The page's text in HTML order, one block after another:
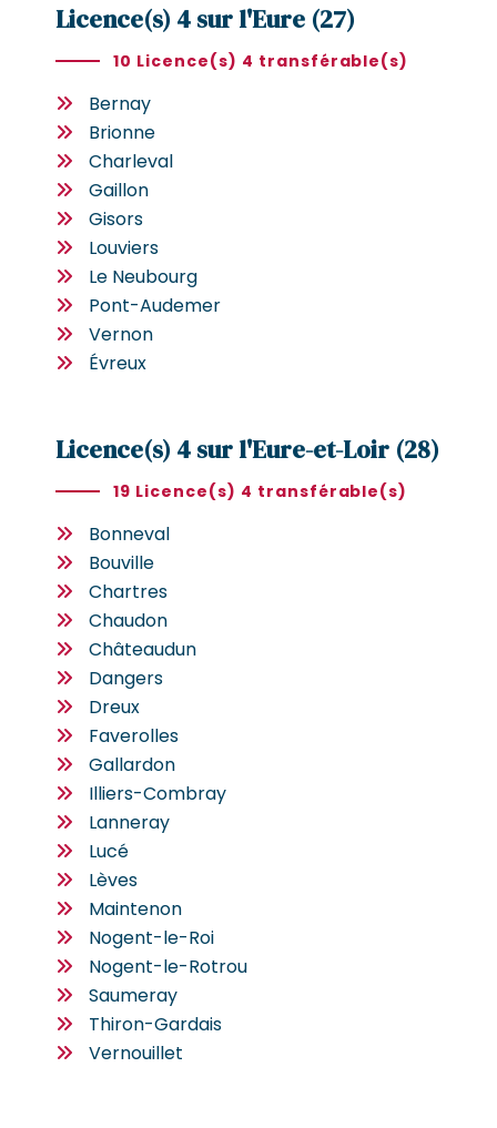
Licence(s) 4 sur l'Eure (27)
10 Licence(s) 4 transférable(s)
Bernay
Brionne
Charleval
Gaillon
Gisors
Louviers
Le Neubourg
Pont-Audemer
Vernon
Évreux
Licence(s) 4 sur l'Eure-et-Loir (28)
19 Licence(s) 4 transférable(s)
Bonneval
Bouville
Chartres
Chaudon
Châteaudun
Dangers
Dreux
Faverolles
Gallardon
Illiers-Combray
Lanneray
Lucé
Lèves
Maintenon
Nogent-le-Roi
Nogent-le-Rotrou
Saumeray
Thiron-Gardais
Vernouillet